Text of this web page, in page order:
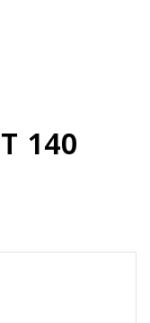
140